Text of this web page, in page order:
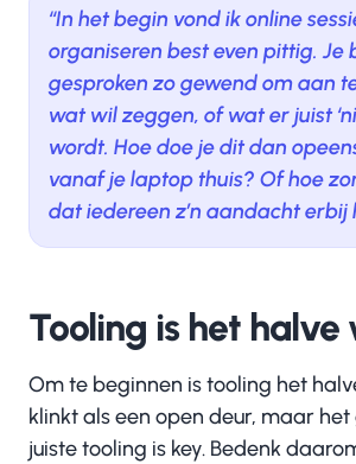
‘‘In het begin vond ik online
organiseren best even pittig. Je
gesproken zo gewend om aan
wat wil zeggen, of wat er juist
wordt. Hoe doe je dit dan
vanaf je laptop thuis? Of hoe
dat iedereen z’n aandacht erbij
Tooling is het halve
Om te beginnen is tooling het
klinkt als een open deur, maar
juiste tooling is key. Bedenk